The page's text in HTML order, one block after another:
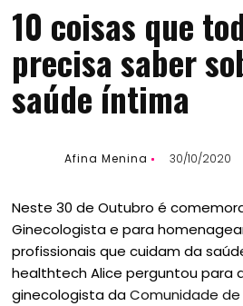
10 coisas que
precisa saber
saúde íntima
Afina Menina 30/10/2020
Neste 30 de Outubro é
Ginecologista e para
profissionais que cuidam da
healthtech Alice perguntou para
ginecologista daComunidade